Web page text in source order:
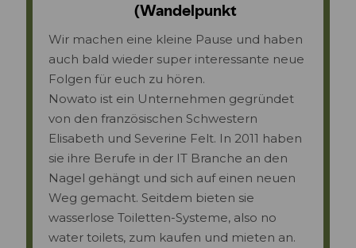
Wir machen eine kleine Pause und haben
auch bald wieder super interessante neue
Folgen für euch zu hören.
Nowato ist ein Unternehmen gegründet
von den französischen Schwestern
Elisabeth und Severine Felt. In 2011 haben
sie ihre Berufe in der IT Branche an den
Nagel gehängt und sich auf einen neuen
Weg gemacht. Seitdem bieten sie
wasserlose Toiletten-Systeme, also no
water toilets, zum kaufen und mieten an.